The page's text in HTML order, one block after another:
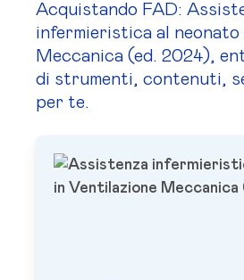
Acquistando FAD:
infermieristica al neonato
Meccanica (ed. 2024),
di strumenti, contenuti,
per te.